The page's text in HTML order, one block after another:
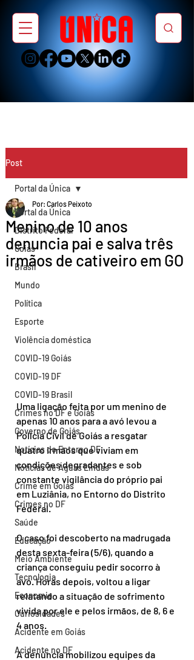
Post
Portal da Única
Distrito Federal
Goiás
Brasil
Mundo
Política
Esporte
Violência doméstica
COVID-19 Goiás
COVID-19 DF
COVID-19 Brasil
Crimes no DF e Goiás
Governo de Goiás
Notícias do Entorno DF
Notícias de Águas Lindas
Crime em Goiás
Crimes no DF
Saúde
Educação
Meio Ambiente
Tecnologia
Economia
Curiosidades
Acidente em Goiás
Acidente no DF
Portal da Única
Menino de 10 anos
denuncia pai e salva três
irmãos de cativeiro em GO
Por: Carlos Peixoto
Uma ligação feita por um menino de
apenas 10 anos para a avó levou a
Polícia Civil de Goiás a resgatar
quatro irmãos que viviam em
condições degradantes e sob
constante vigilância do próprio pai
em Luziânia, no Entorno do Distrito
Federal.
O caso foi descoberto na madrugada
desta sexta-feira (5/6), quando a
criança conseguiu pedir socorro à
avó. Horas depois, voltou a ligar
relatando a situação de sofrimento
vivida por ele e pelos irmãos, de 8, 6 e
4 anos.
A denúncia mobilizou equipes da